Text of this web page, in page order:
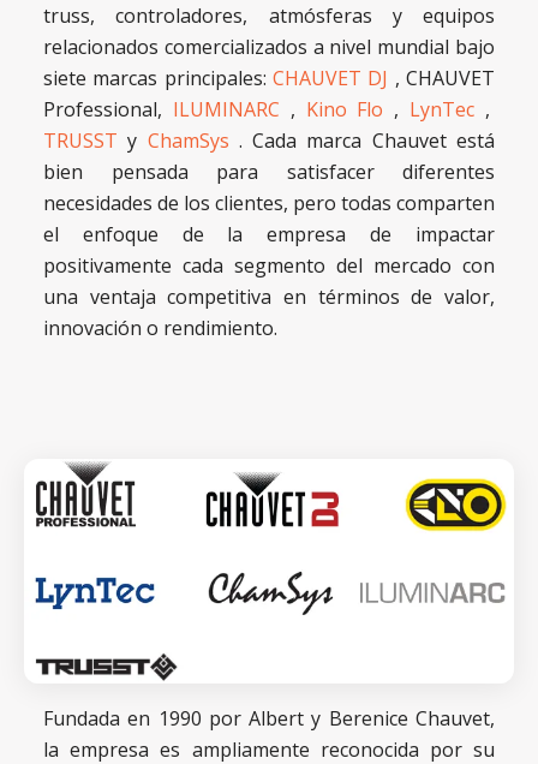
truss, controladores, atmósferas y equipos
relacionados comercializados a nivel mundial bajo
siete marcas principales: CHAUVET DJ , CHAUVET
Professional, ILUMINARC , Kino Flo , LynTec ,
TRUSST y ChamSys . Cada marca Chauvet está
bien pensada para satisfacer diferentes
necesidades de los clientes, pero todas comparten
el enfoque de la empresa de impactar
positivamente cada segmento del mercado con
una ventaja competitiva en términos de valor,
innovación o rendimiento.
Fundada en 1990 por Albert y Berenice Chauvet,
la empresa es ampliamente reconocida por su